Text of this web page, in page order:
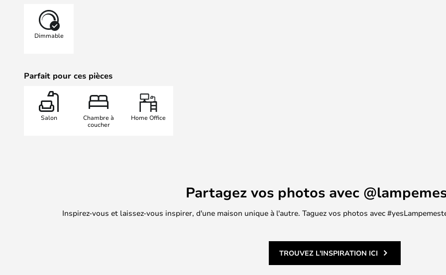
Dimmable
Parfait pour ces pièces
Salon
Chambre à
coucher
Home Office
Partagez vos photos avec
Inspirez-vous et laissez-vous inspirer, d'une maison unique à l'autre. Taguez vos photos avec
TROUVEZ L'INSPIRATION ICI